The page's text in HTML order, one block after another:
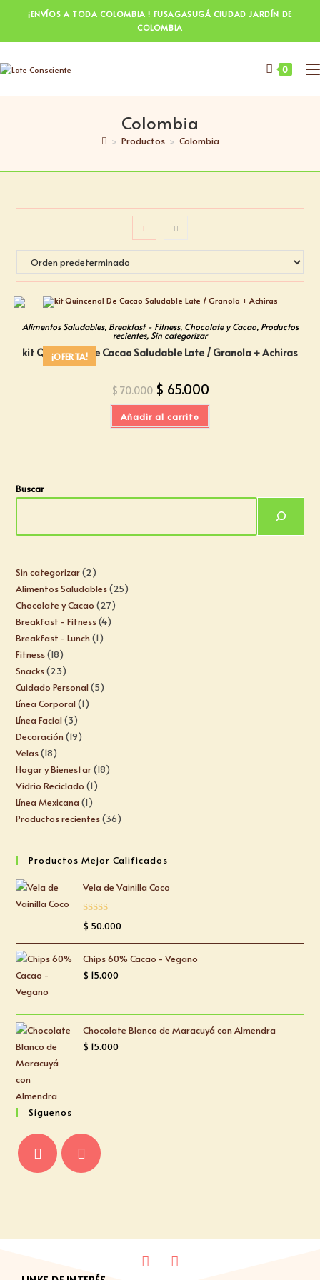
¡ENVÍOS A TODA COLOMBIA ! FUSAGASUGÁ CIUDAD JARDÍN DE
COLOMBIA
0
Colombia
> Productos > Colombia
¡OFERTA!
Alimentos Saludables, Breakfast - Fitness, Chocolate y Cacao, Productos
recientes, Sin categorizar
kit Quincenal De Cacao Saludable Late / Granola + Achiras
$70.000 $ 65.000
Añadir al carrito
Buscar
Sin categorizar 2
Alimentos Saludables 25
Chocolate y Cacao 27
Breakfast - Fitness 4
Breakfast - Lunch 1
Fitness 18
Snacks 23
Cuidado Personal 5
Línea Corporal 1
Línea Facial 3
Decoración 19
Velas 18
Hogar y Bienestar 18
Vidrio Reciclado 1
Línea Mexicana 1
Productos recientes 36
Productos Mejor Calificados
Vela de Vainilla Coco
Valorado
$ 50.000
Chips 60% Cacao - Vegano
$ 15.000
Chocolate Blanco de Maracuyá con Almendra
$ 15.000
Síguenos